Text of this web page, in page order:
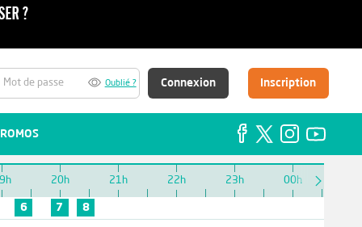
Oublié ? Connexion Inscription
20h 21h 22h 23h 00h
6 7
8